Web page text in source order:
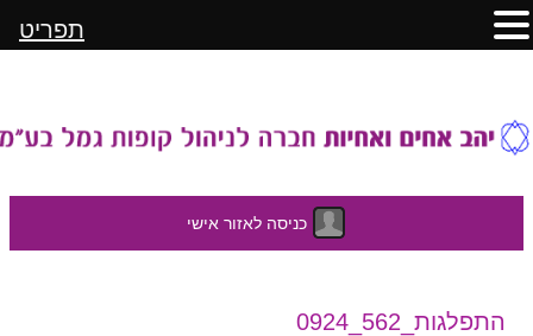
כניסה לאזור אישי
התפלגות_562_0924
תפריט